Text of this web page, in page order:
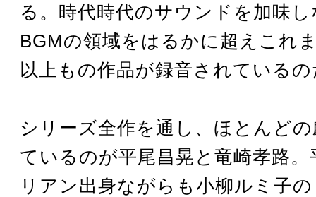
る。時代時代のサウンドを加味
BGMの領域をはるかに超えこれ
以上もの作品が録音されている
シリーズ全作を通し、ほとんど
ているのが平尾昌晃と竜崎孝路
リアン出身ながらも小柳ルミ子